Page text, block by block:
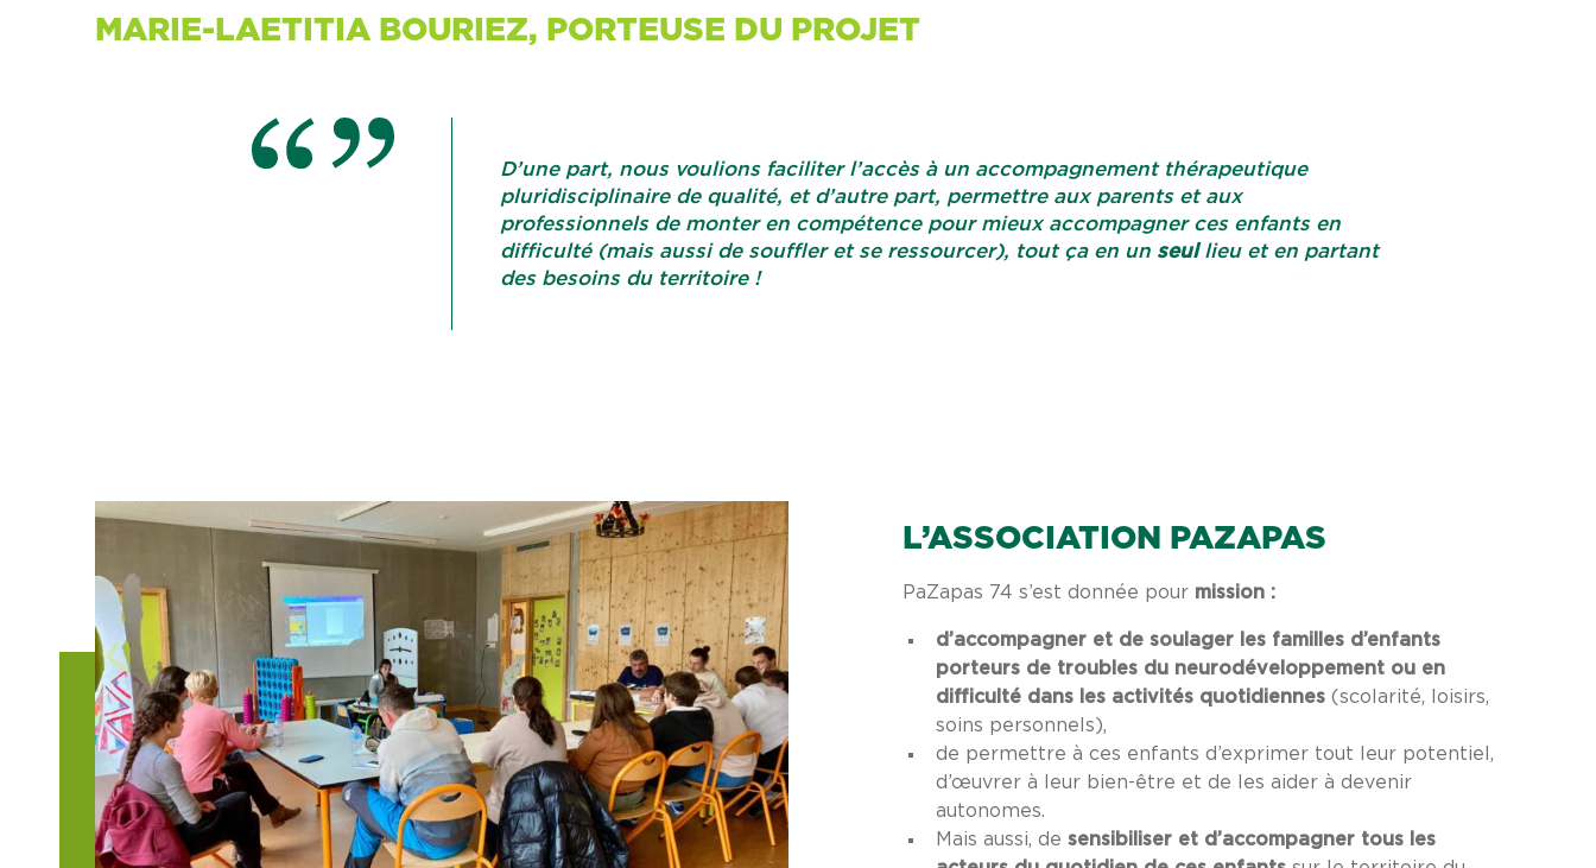
MARIE-LAETITIA BOURIEZ, PORTEUSE DU PROJET
D’une part, nous voulions faciliter l’accès à un accompagnement thérapeutique
pluridisciplinaire de qualité, et d’autre part, permettre aux parents et aux
professionnels de monter en compétence pour mieux accompagner ces enfants en
difficulté (mais aussi de souffler et se ressourcer), tout ça en un seul lieu et en partant
des besoins du territoire !
L’ASSOCIATION PAZAPAS
PaZapas 74 s’est donnée pour mission :
d’accompagner et de soulager les familles d’enfants
porteurs de troubles du neurodéveloppement ou en
difficulté dans les activités quotidiennes(scolarité, loisirs,
soins personnels),
de permettre à ces enfants d’exprimer tout leur potentiel,
d’œuvrer à leur bien-être et de les aider à devenir
autonomes.
Mais aussi, de sensibiliser et d’accompagner tous les